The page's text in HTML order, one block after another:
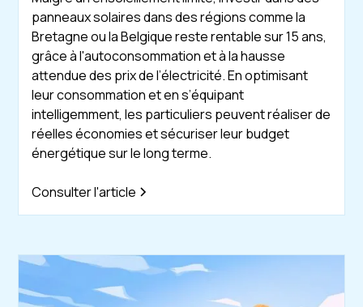
panneaux solaires dans des régions comme la
Bretagne ou la Belgique reste rentable sur 15 ans,
grâce à l'autoconsommation et à la hausse
attendue des prix de l’électricité. En optimisant
leur consommation et en s’équipant
intelligemment, les particuliers peuvent réaliser de
réelles économies et sécuriser leur budget
énergétique sur le long terme.
Consulter l'article